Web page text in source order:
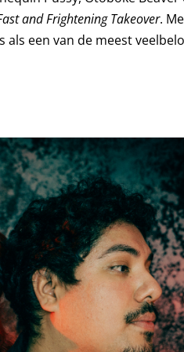
and Frightening Takeover.
een van de meest